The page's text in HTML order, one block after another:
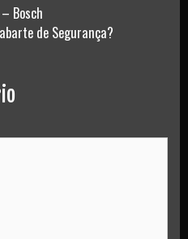
Bosch
de Segurança?